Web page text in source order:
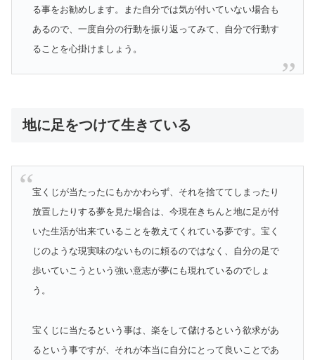
る事をお勧めします。また自分では気が付いていない場合も
あるので、一度自分の行動を振り返ってみて、自分で行動す
ることを心掛けましょう。
地に足をつけて生きている
宝くじが当たったにもかかわらず、それを捨ててしまったり
放置したりする夢を見た場合は、今現在きちんと地に足が付
いた生活が出来ていることを教えてくれている夢です。宝く
じのような現実味のないものに頼るのではなく、自分の足で
歩いていこうという強い意志が夢にも現れているのでしょ
う。
宝くじに当たるという事は、楽をして儲けるという欲求があ
るという事ですが、それが本当に自分にとって良いことであ